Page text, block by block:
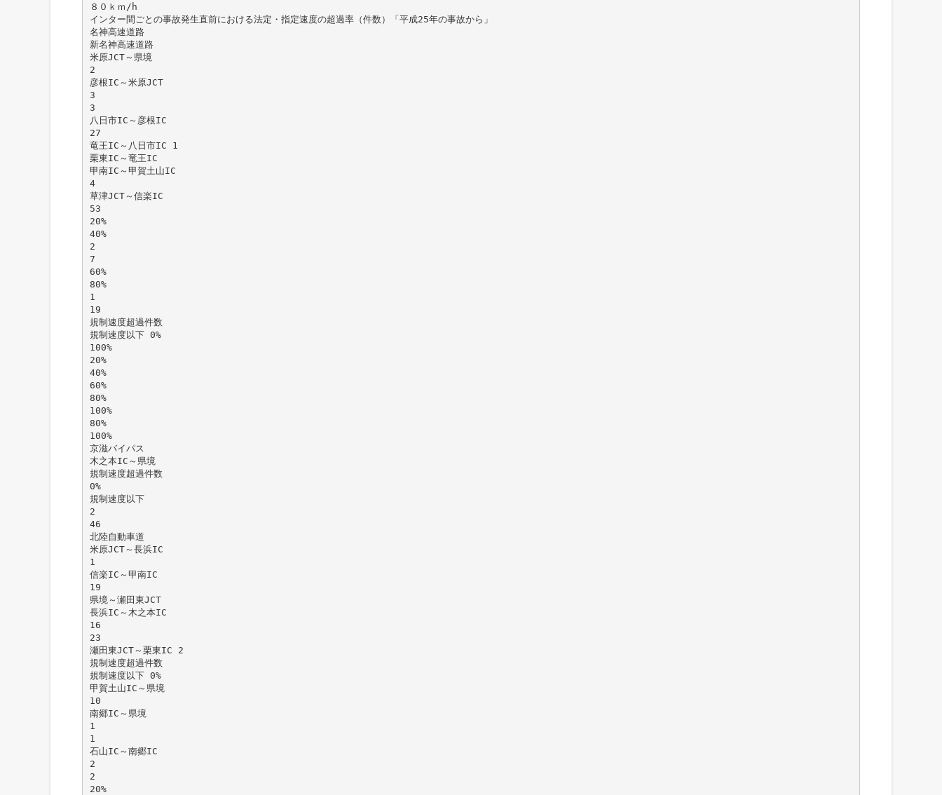
８０ｋｍ/h
インター間ごとの事故発生直前における法定・指定速度の超過率（件数）「平成25年の事故から」
名神高速道路
新名神高速道路
米原JCT～県境
2
彦根IC～米原JCT
3
3
八日市IC～彦根IC
27
竜王IC～八日市IC 1
栗東IC～竜王IC
甲南IC～甲賀土山IC
4
草津JCT～信楽IC
53
20%
40%
2
7
60%
80%
1
19
規制速度超過件数
規制速度以下 0%
100%
20%
40%
60%
80%
100%
80%
100%
京滋バイパス
木之本IC～県境
規制速度超過件数
0%
規制速度以下
2
46
北陸自動車道
米原JCT～長浜IC
1
信楽IC～甲南IC
19
県境～瀬田東JCT
長浜IC～木之本IC
16
23
瀬田東JCT～栗東IC 2
規制速度超過件数
規制速度以下 0%
甲賀土山IC～県境
10
南郷IC～県境
1
1
石山IC～南郷IC
2
2
20%